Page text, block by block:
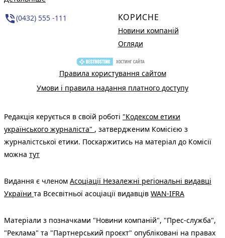
phone_in_talk(0432) 555 -111 КОРИСНЕ
Новини компаній
Огляди
Правила користування сайтом
Умови і правила надання платного доступу
Редакція керується в своїй роботі "Кодексом етики
українського журналіста" , затвердженим Комісією з
журналістської етики. Поскаржитись на матеріал до Комісії
можна тут
Видання є членом Асоціації Незалежні регіональні видавці
України та Всесвітньої асоціації видавців WAN-IFRA
Матеріали з позначками "Новини компаній", "Прес-служба",
"Реклама" та "Партнерський проєкт" опубліковані на правах